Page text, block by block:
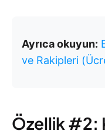
Ayrıca okuyun:
ve Rakipleri
Özellik #2: